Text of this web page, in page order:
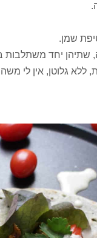
שמן.
שתיהן יחד משתלבות
ללא גלוטן, אין לי